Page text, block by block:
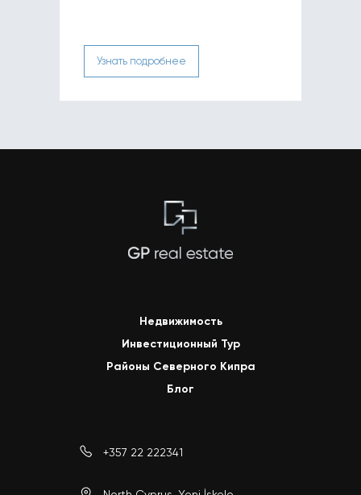
Узнать подробнее
Недвижимость
Инвестиционный Тур
Районы Северного Кипра
Блог
+357 22 222341